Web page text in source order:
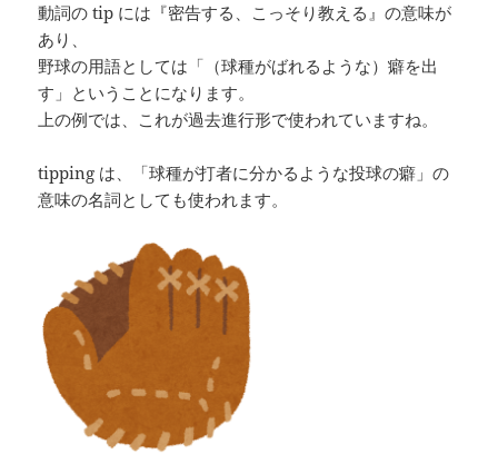
動詞の tip には『密告する、こっそり教える』の意味が
あり、
野球の用語としては「（球種がばれるような）癖を出
す」ということになります。
上の例では、これが過去進行形で使われていますね。
tipping は、「球種が打者に分かるような投球の癖」の
意味の名詞としても使われます。